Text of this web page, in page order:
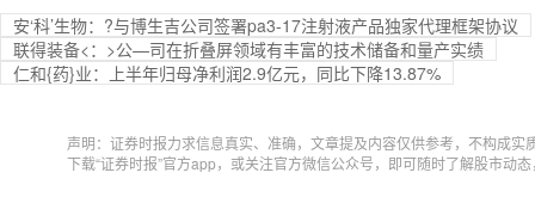
安‘科’生物：?与博生吉公司签署pa3-17注射液产品独家代理框架协议
联得装备<：>公—司在折叠屏领域有丰富的技术储备和量产实绩
仁和{药}业：上半年归母净利润2.9亿元，同比下降13.87%
声明：证券时报力求信息真实、准确，文章提及内容仅供参考，不构成实
下载“证券时报”官方app，或关注官方微信公众号，即可随时了解股市动